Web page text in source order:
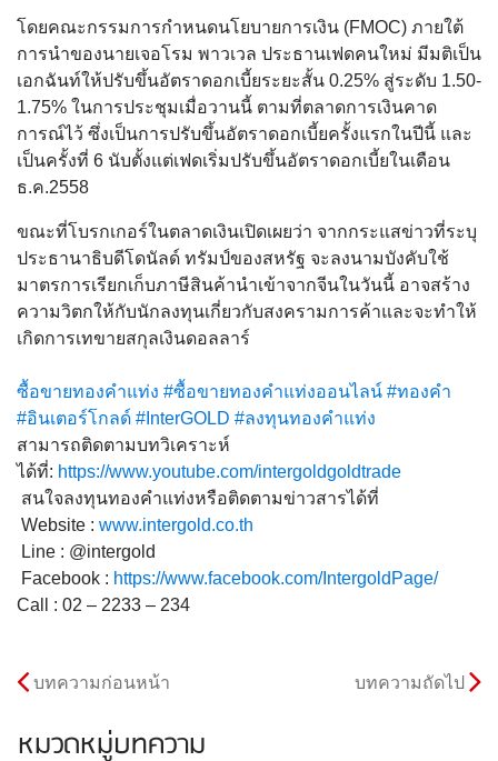
โดยคณะกรรมการกำหนดนโยบายการเงิน (FMOC) ภายใต้
การนำของนายเจอโรม พาวเวล ประธานเฟดคนใหม่ มีมติเป็น
เอกฉันท์ให้ปรับขึ้นอัตราดอกเบี้ยระยะสั้น 0.25% สู่ระดับ 1.50-
1.75% ในการประชุมเมื่อวานนี้ ตามที่ตลาดการเงินคาด
การณ์ไว้ ซึ่งเป็นการปรับขึ้นอัตราดอกเบี้ยครั้งแรกในปีนี้ และ
เป็นครั้งที่ 6 นับตั้งแต่เฟดเริ่มปรับขึ้นอัตราดอกเบี้ยในเดือน
ธ.ค.2558
ขณะที่โบรกเกอร์ในตลาดเงินเปิดเผยว่า จากกระแสข่าวที่ระบุ
ประธานาธิบดีโดนัลด์ ทรัมป์ของสหรัฐ จะลงนามบังคับใช้
มาตรการเรียกเก็บภาษีสินค้านำเข้าจากจีนในวันนี้ อาจสร้าง
ความวิตกให้กับนักลงทุนเกี่ยวกับสงครามการค้าและจะทำให้
เกิดการเทขายสกุลเงินดอลลาร์
ซื้อขายทองคำแท่ง #ซื้อขายทองคำแท่งออนไลน์ #ทองคำ
#อินเตอร์โกลด์ #InterGOLD #ลงทุนทองคำแท่ง
สามารถติดตามบทวิเคราะห์
ได้ที่: https://www.youtube.com/intergoldgoldtrade
สนใจลงทุนทองคำแท่งหรือติดตามข่าวสารได้ที่
Website : www.intergold.co.th
Line : @intergold
Facebook : https://www.facebook.com/IntergoldPage/
Call : 02 – 2233 – 234
บทความก่อนหน้า บทความถัดไป
หมวดหมู่บทความ